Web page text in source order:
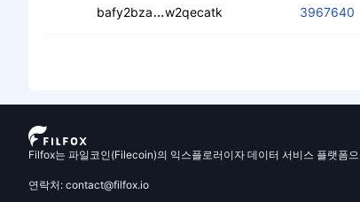
bafy2bza w2qecatk 3967640
Filfox는 파일코인(Filecoin)의 익스플로러이자 데이터 서비스 플랫폼
연락처: contact@filfox.io